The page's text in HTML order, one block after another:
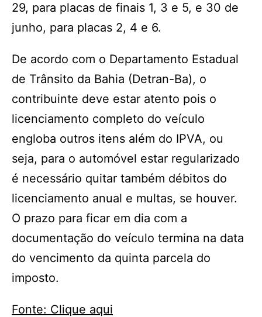
29, para placas de finais 1, 3 e 5, e 30 de
junho, para placas 2, 4 e 6.
De acordo com o Departamento Estadual
de Trânsito da Bahia (Detran-Ba), o
contribuinte deve estar atento pois o
licenciamento completo do veículo
engloba outros itens além do IPVA, ou
seja, para o automóvel estar regularizado
é necessário quitar também débitos do
licenciamento anual e multas, se houver.
O prazo para ficar em dia com a
documentação do veículo termina na data
do vencimento da quinta parcela do
imposto.
Fonte: Clique aqui